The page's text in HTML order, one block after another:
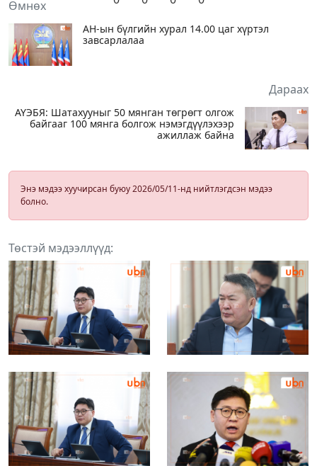
Өмнөх
АН-ын бүлгийн хурал 14.00 цаг хүртэл
завсарлалаа
Дараах
АҮЭБЯ: Шатахууныг 50 мянган төгрөгт олгож
байгааг 100 мянга болгож нэмэгдүүлэхээр
ажиллаж байна
Энэ мэдээ хуучирсан буюу 2026/05/11-нд нийтлэгдсэн мэдээ
болно.
Төстэй мэдээллүүд: